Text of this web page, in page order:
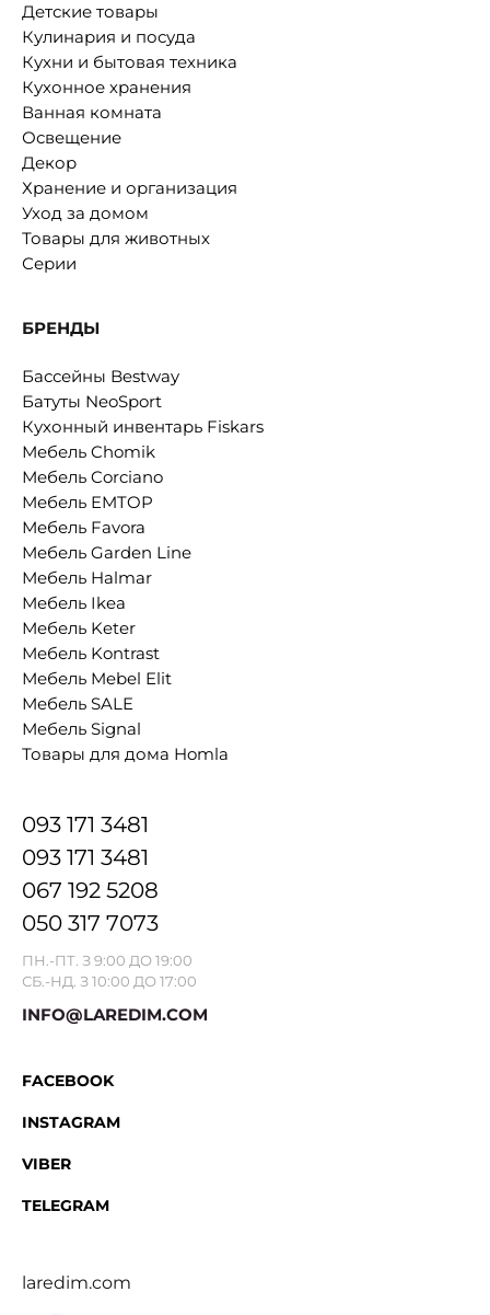
Детские товары
Кулинария и посуда
Кухни и бытовая техника
Кухонное хранения
Ванная комната
Освещение
Декор
Хранение и организация
Уход за домом
Товары для животных
Серии
БРЕНДЫ
Бассейны Bestway
Батуты NeoSport
Кухонный инвентарь Fiskars
Мебель Chomik
Мебель Corciano
Мебель EMTOP
Мебель Favora
Мебель Garden Line
Мебель Halmar
Мебель Ikea
Мебель Keter
Мебель Kontrast
Мебель Mebel Elit
Мебель SALE
Мебель Signal
Товары для дома Homla
093 171 3481
093 171 3481
067 192 5208
050 317 7073
ПН.-ПТ. З 9:00 ДО 19:00
СБ.-НД. З 10:00 ДО 17:00
INFO@LAREDIM.COM
FACEBOOK
INSTAGRAM
VIBER
TELEGRAM
laredim.com